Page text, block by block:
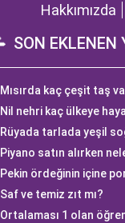
Hakkımızda
SON EKLENEN
Mısırda kaç çeşit taş
Nil nehri kaç ülkeye
Rüyada tarlada yeşil
Piyano satın alırken
Pekin ördeğinin içine
Saf ve temiz zıt mı?
Ortalaması 1 olan